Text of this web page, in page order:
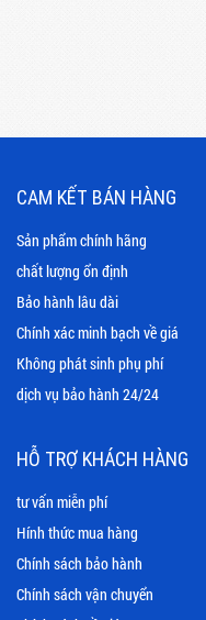
CAM KẾT BÁN HÀNG
Sản phẩm chính hãng
chất lượng ổn định
Bảo hành lâu dài
Chính xác minh bạch về giá
Không phát sinh phụ phí
dịch vụ bảo hành 24/24
HỖ TRỢ KHÁCH HÀNG
tư vấn miễn phí
Hính thức mua hàng
Chính sách bảo hành
Chính sách vận chuyển